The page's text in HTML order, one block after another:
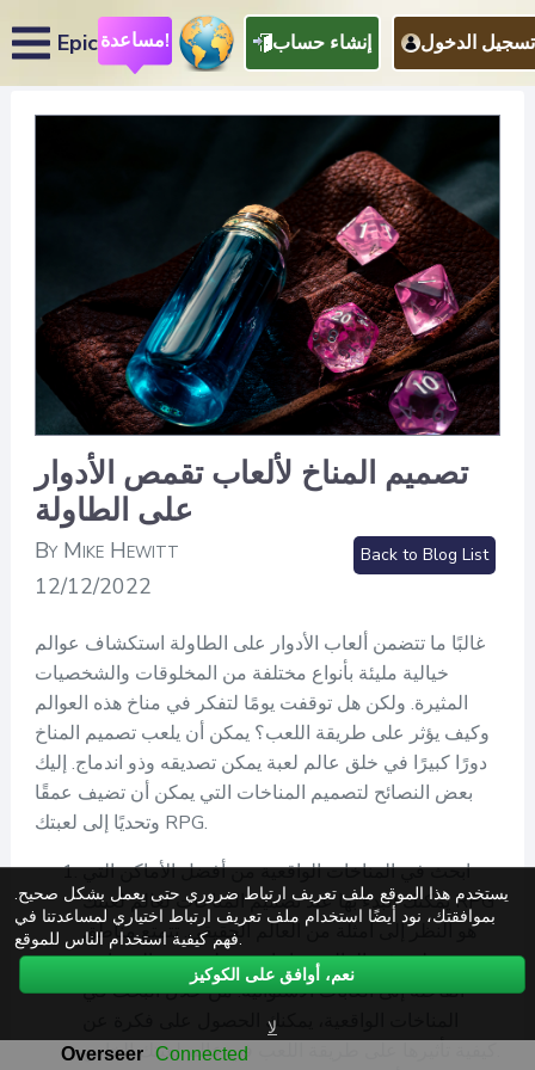
Epic مساعدة! إنشاء حساب تسجيل الدخول
تصميم المناخ لألعاب تقمص الأدوار
على الطاولة
By Mike Hewitt
12/12/2022
Back to Blog List
غالبًا ما تتضمن ألعاب الأدوار على الطاولة استكشاف عوالم
خيالية مليئة بأنواع مختلفة من المخلوقات والشخصيات
المثيرة. ولكن هل توقفت يومًا لتفكر في مناخ هذه العوالم
وكيف يؤثر على طريقة اللعب؟ يمكن أن يلعب تصميم المناخ
دورًا كبيرًا في خلق عالم لعبة يمكن تصديقه وذو اندماج. إليك
بعض النصائح لتصميم المناخات التي يمكن أن تضيف عمقًا
وتحديًا إلى لعبتك RPG.
ابحث في المناخات الواقعية من أفضل الأماكن التي
يمكنك البدء بها عند تصميم المناخات لعالم لعبتك RPG
هو النظر إلى أمثلة من العالم الحقيقي. تتمتع مناطق
مختلفة في العالم بمناخات مختلفة، من الصحاري
القاحلة إلى الغابات الاستوائية. من خلال البحث في
المناخات الواقعية، يمكنك الحصول على فكرة عن
يستخدم هذا الموقع ملف تعريف ارتباط ضروري حتى يعمل بشكل صحيح.
بموافقتك، نود أيضًا استخدام ملف تعريف ارتباط اختياري لمساعدتنا في
فهم كيفية استخدام الناس للموقع.
نعم، أوافق على الكوكيز
لا